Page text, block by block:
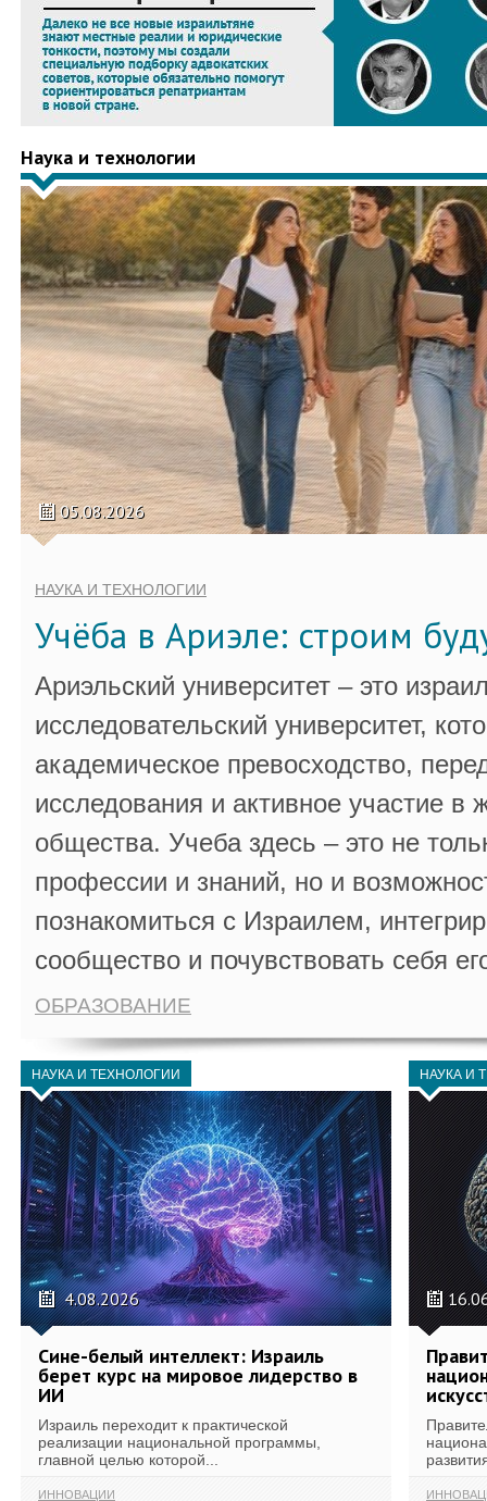
Наука и технологии
05.08.2026
НАУКА И ТЕХНОЛОГИИ
Учёба в Ариэле: строим
Ариэльский университет – это
исследовательский университет,
академическое превосходство,
исследования и активное участие в
общества. Учеба здесь – это не
профессии и знаний, но и
познакомиться с Израилем,
сообщество и почувствовать себя
ОБРАЗОВАНИЕ
НАУКА И ТЕХНОЛОГИИ
4.08.2026
Сине-белый интеллект: Израиль
берет курс на мировое лидерство в
ИИ
Израиль переходит к практической
реализации национальной программы,
главной целью которой...
ИННОВАЦИИ
НАУКА И